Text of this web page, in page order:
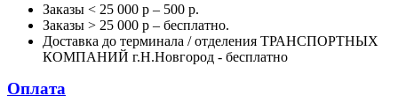
Заказы < 25 000 р – 500 р.
Заказы > 25 000 р – бесплатно.
Доставка до терминала / отделения ТРАНСПОРТНЫХ
КОМПАНИЙ г.Н.Новгород - бесплатно
Оплата